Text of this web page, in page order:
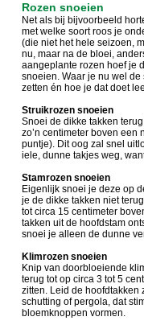
Rozen snoeien
Net als bij bijvoorbeeld
met welke soort roos je
(die niet het hele seizoen,
nu, maar na de bloei,
aangeplante rozen hoef je
snoeien. Waar je nu wel
zetten én hoe je dat doet
Struikrozen snoeien
Snoei de dikke takken
zo’n centimeter boven een
puntje). Dit oog zal snel
iele, dunne takjes weg,
Stamrozen snoeien
Eigenlijk snoei je deze op
je de dikke takken niet
tot circa 15 centimeter
takken uit de hoofdstam
snoei je alleen de dunne
Klimrozen snoeien
Knip van doorbloeiende
terug tot op circa 3 tot 5
zitten. Leid de hoofdtakken
schutting of pergola, dat
bloemknoppen vormen.